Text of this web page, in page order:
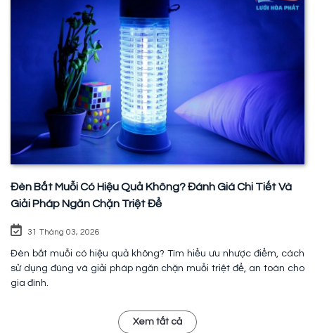
Đèn Bắt Muỗi Có Hiệu Quả Không? Đánh Giá Chi Tiết Và
Giải Pháp Ngăn Chặn Triệt Để
31 Tháng 03, 2026
Đèn bắt muỗi có hiệu quả không? Tìm hiểu ưu nhược điểm, cách
sử dụng đúng và giải pháp ngăn chặn muỗi triệt để, an toàn cho
gia đình.
Xem tất cả